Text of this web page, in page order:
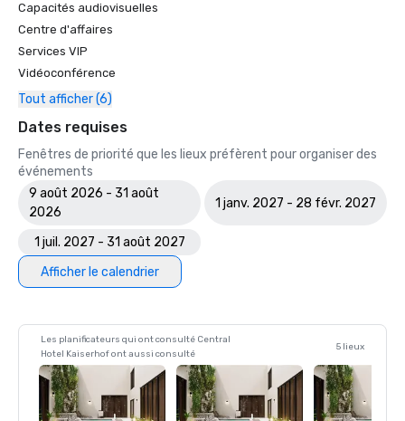
Capacités audiovisuelles
Centre d'affaires
Services VIP
Vidéoconférence
Tout afficher (6)
Dates requises
Fenêtres de priorité que les lieux préfèrent pour organiser des
événements
9 août 2026 - 31 août
2026
1 janv. 2027 - 28 févr. 2027
1 juil. 2027 - 31 août 2027
Afficher le calendrier
Les planificateurs qui ont consulté Central
Hotel Kaiserhof ont aussi consulté
5 lieux